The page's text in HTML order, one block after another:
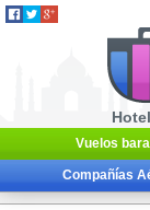
Vuelos
Compañías